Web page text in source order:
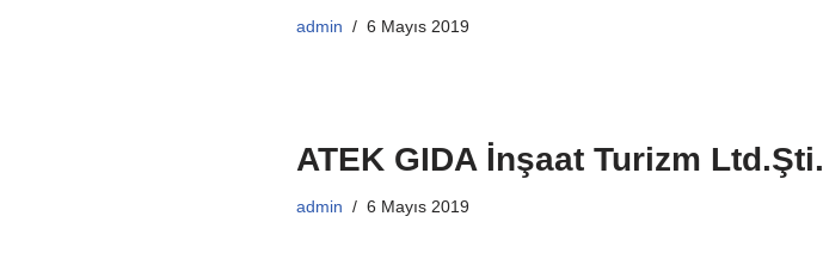
admin 6 Mayıs 2019
ATEK GIDA İnşaat Turizm Ltd.Şti.
admin 6 Mayıs 2019